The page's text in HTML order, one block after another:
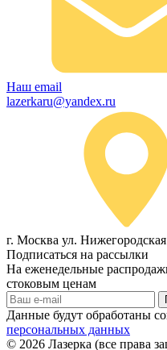
Наш email
lazerkaru@yandex.ru
г. Москва ул.
Подписаться на рассылки
На еженедельные
стоковым ценам
Данные будут обработаны
персональных данных
© 2026 Лазерка (все права